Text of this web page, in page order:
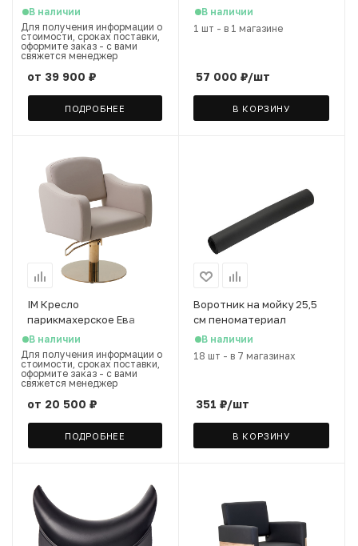
Статус
В наличии
Для получения информации о
стоимости, сроках поставки,
оформите заказ - с вами
свяжется менеджер
от 39 900 ₽
ПОДРОБНЕЕ
FRINGE
В наличии
1 шт - в 1 магазине
57 000 ₽/шт
В КОРЗИНУ
IM Кресло
парикмахерское Ева
В наличии
Для получения информации о
стоимости, сроках поставки,
оформите заказ - с вами
свяжется менеджер
от 20 500 ₽
ПОДРОБНЕЕ
Воротник на мойку 25,5
см пеноматериал
(насадка), 1 шт
В наличии
18 шт - в 7 магазинах
351 ₽/шт
В КОРЗИНУ